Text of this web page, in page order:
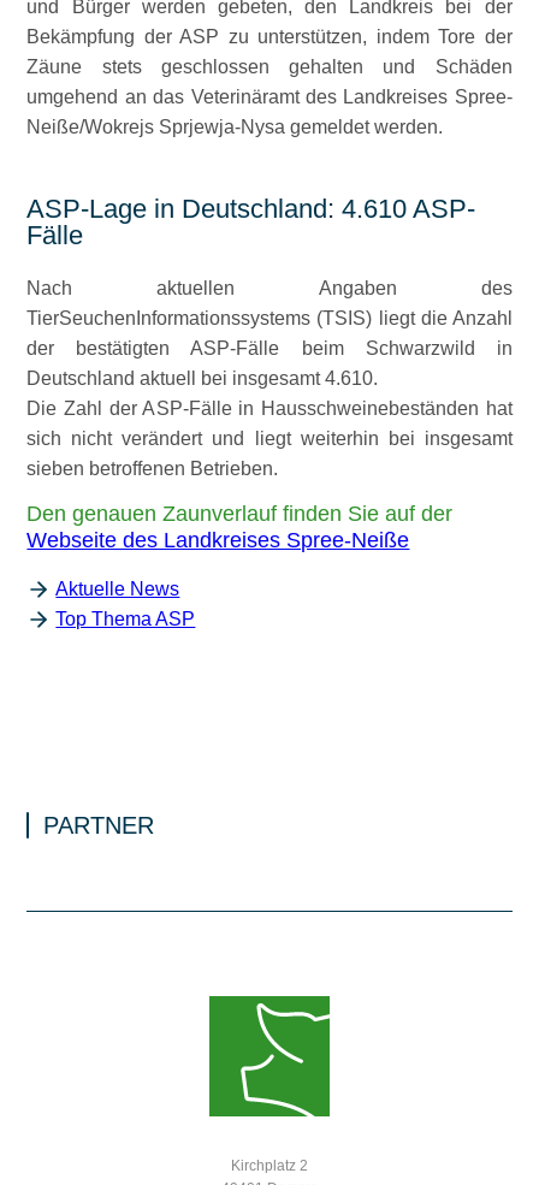
und Bürger werden gebeten, den Landkreis bei der
Bekämpfung der ASP zu unterstützen, indem Tore der
Zäune stets geschlossen gehalten und Schäden
umgehend an das Veterinäramt des Landkreises Spree-
Neiße/Wokrejs Sprjewja-Nysa gemeldet werden.
ASP-Lage in Deutschland: 4.610 ASP-
Fälle
Nach aktuellen Angaben des
TierSeuchenInformationssystems (TSIS) liegt die Anzahl
der bestätigten ASP-Fälle beim Schwarzwild in
Deutschland aktuell bei insgesamt 4.610.
Die Zahl der ASP-Fälle in Hausschweinebeständen hat
sich nicht verändert und liegt weiterhin bei insgesamt
sieben betroffenen Betrieben.
Den genauen Zaunverlauf finden Sie auf der
Webseite des Landkreises Spree-Neiße
Aktuelle News
Top Thema ASP
PARTNER
Kirchplatz 2